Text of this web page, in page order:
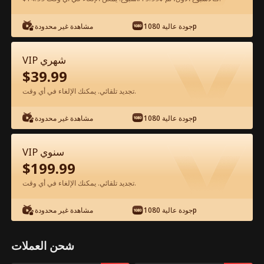
شاهد مجانًا في التطبيق
الحلقة 38 - يا رئيس، شركتك تتعرض للتفجير
الفيلم كامل
0-49 50-73
38 39 40 41 42
مشاهدة غير محدودة جودة عالية 1080p
VIP شهري
$39.99
تجديد تلقائي. يمكنك الإلغاء في أي وقت.
مشاهدة غير محدودة جودة عالية 1080p
VIP سنوي
$199.99
تجديد تلقائي. يمكنك الإلغاء في أي وقت.
مشاهدة غير محدودة جودة عالية 1080p
شحن العملات